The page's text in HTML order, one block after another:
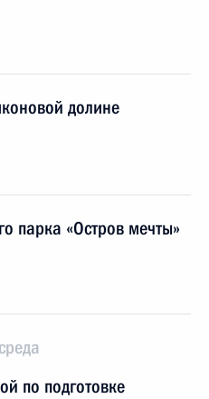
долине
парка «Остров мечты»
по подготовке